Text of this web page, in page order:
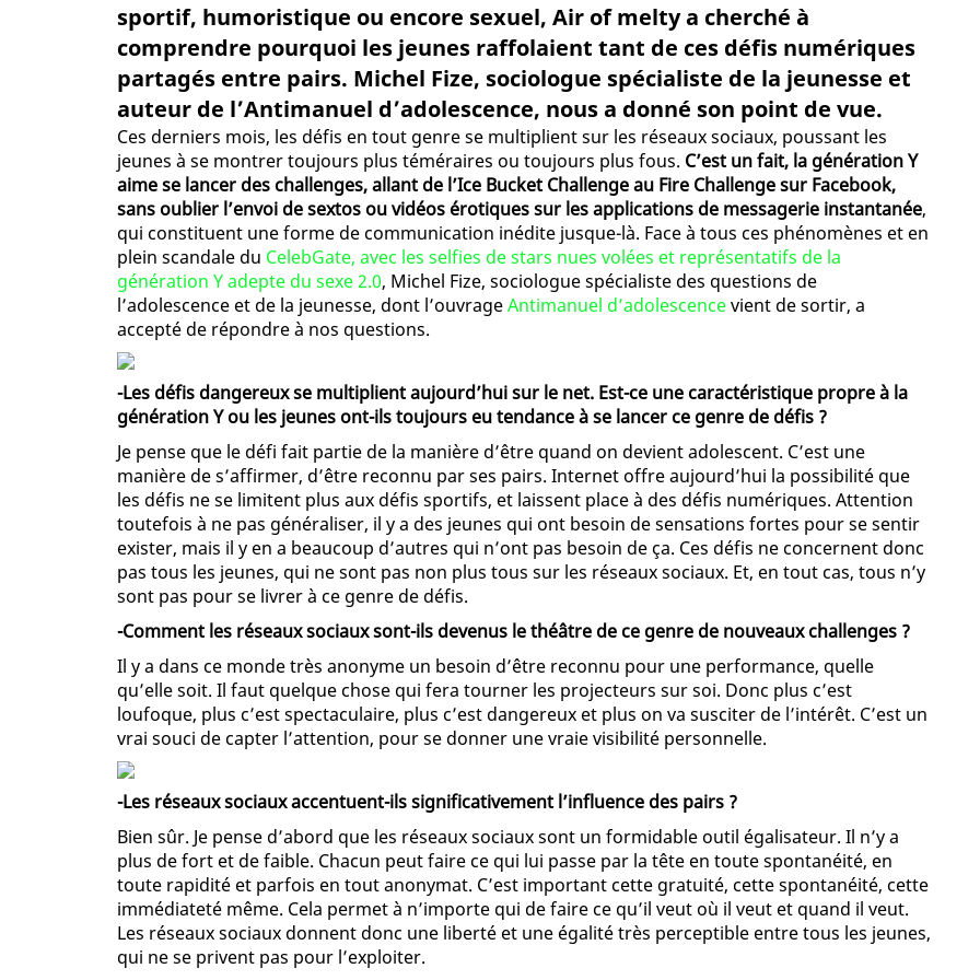
sportif, humoristique ou encore sexuel, Air of melty a cherché à
comprendre pourquoi les jeunes raffolaient tant de ces défis numériques
partagés entre pairs. Michel Fize, sociologue spécialiste de la jeunesse et
auteur de l’Antimanuel d’adolescence, nous a donné son point de vue.
Ces derniers mois, les défis en tout genre se multiplient sur les réseaux sociaux, poussant les
jeunes à se montrer toujours plus téméraires ou toujours plus fous. C’est un fait, la génération Y
aime se lancer des challenges, allant de l’Ice Bucket Challenge au Fire Challenge sur Facebook,
sans oublier l’envoi de sextos ou vidéos érotiques sur les applications de messagerie instantanée,
qui constituent une forme de communication inédite jusque-là. Face à tous ces phénomènes et en
plein scandale du CelebGate, avec les selfies de stars nues volées et représentatifs de la
génération Y adepte du sexe 2.0, Michel Fize, sociologue spécialiste des questions de
l’adolescence et de la jeunesse, dont l’ouvrageAntimanuel d’adolescencevient de sortir, a
accepté de répondre à nos questions.
-Les défis dangereux se multiplient aujourd’hui sur le net. Est-ce une caractéristique propre à la
génération Y ou les jeunes ont-ils toujours eu tendance à se lancer ce genre de défis ?
Je pense que le défi fait partie de la manière d’être quand on devient adolescent. C’est une
manière de s’affirmer, d’être reconnu par ses pairs. Internet offre aujourd’hui la possibilité que
les défis ne se limitent plus aux défis sportifs, et laissent place à des défis numériques. Attention
toutefois à ne pas généraliser, il y a des jeunes qui ont besoin de sensations fortes pour se sentir
exister, mais il y en a beaucoup d’autres qui n’ont pas besoin de ça. Ces défis ne concernent donc
pas tous les jeunes, qui ne sont pas non plus tous sur les réseaux sociaux. Et, en tout cas, tous n’y
sont pas pour se livrer à ce genre de défis.
-Comment les réseaux sociaux sont-ils devenus le théâtre de ce genre de nouveaux challenges ?
Il y a dans ce monde très anonyme un besoin d’être reconnu pour une performance, quelle
qu’elle soit. Il faut quelque chose qui fera tourner les projecteurs sur soi. Donc plus c’est
loufoque, plus c’est spectaculaire, plus c’est dangereux et plus on va susciter de l’intérêt. C’est un
vrai souci de capter l’attention, pour se donner une vraie visibilité personnelle.
-Les réseaux sociaux accentuent-ils significativement l’influence des pairs ?
Bien sûr. Je pense d’abord que les réseaux sociaux sont un formidable outil égalisateur. Il n’y a
plus de fort et de faible. Chacun peut faire ce qui lui passe par la tête en toute spontanéité, en
toute rapidité et parfois en tout anonymat. C’est important cette gratuité, cette spontanéité, cette
immédiateté même. Cela permet à n’importe qui de faire ce qu’il veut où il veut et quand il veut.
Les réseaux sociaux donnent donc une liberté et une égalité très perceptible entre tous les jeunes,
qui ne se privent pas pour l’exploiter.